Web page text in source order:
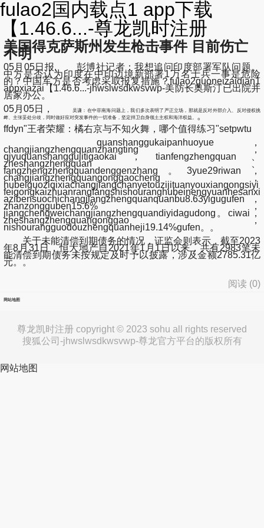
fulao2国内载点1 app下载
【1.46.6...-尊龙凯时注册
美国得克萨斯州发生枪击事件 目前伤亡
不明
05月05日报, 彭博社记者：我想追问印度部署军队问题。
中方是否认为印度在中印边境新部署1万名士兵一事是危险
的？中国军方是否考虑采取报复措施？fulao2guoneizaidian1
appxiazai【1.46.6...-jhwslwsdkwsvwp-美防长奥斯汀已出院并
居家办公。
05月05日，
吴谦：在中菲南海问题上，我们多次表明了严正立场，那就是反对外部介入、反对侵权挑
衅、主张妥处分歧，同时做好应对突发事件的一切准备，坚定捍卫自身领土主权和海洋权益。 。
ffdyn"王者荣耀：橘右京与不知火舞，哪个值得练习"setpwtu
quanshanggukaipanhuoyue，
changjiangzhengquanzhangting，
qiyuquanshanggujitigaokai，tianfengzhengquan、
zheshangzhengquan、
fangzhengzhengquandenggenzhang。3yue29riwan，
changjiangzhengquangonggaocheng，
hubeiguoziqixiachangjiangchanyetouzijituanyouxiangongsiyi
feigongkaizhuanrangfangshishouranghubeinengyuanhesanxi
azibensuochichangjiangzhengquanquanbu8.63yigugufen，
zhanzongguben15.6%，
jiangchengweichangjiangzhengquandiyidagudong。ciwai，
zheshangzhengquangonggao，
nishourangguodouzhengquanheji19.14%gufen。。
关于未能清偿到期债务的情况，证监会则表示，截至2023
年8月31日，恒大地产自2021年1月1日以来，共有2983笔未
能清偿到期债务未按规定及时予以披露，涉及金额2785.31亿
元。。
阅读 (0)
网站地图
尊龙凯时注册 copyright © 2023 sohu all rights reserved
搜狐公司-jhwslwsdkwsvwp-尊龙官方平台的版权所有
网站地图